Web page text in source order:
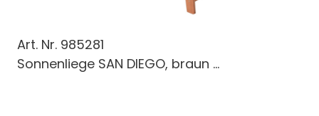
Art. Nr. 985281
Sonnenliege SAN DIEGO, braun ...